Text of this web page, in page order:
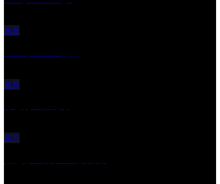
風景
風景
風景